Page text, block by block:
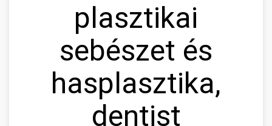
plasztikai
sebészet és
hasplasztika,
dentist